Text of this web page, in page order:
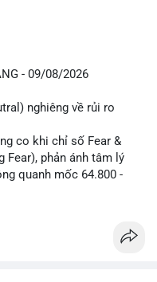
- 09/08/2026
nghiêng về rủi ro
co khi chỉ số Fear &
Fear), phản ánh tâm lý
quanh mốc 64.800 -
24h qua, tổng trị giá